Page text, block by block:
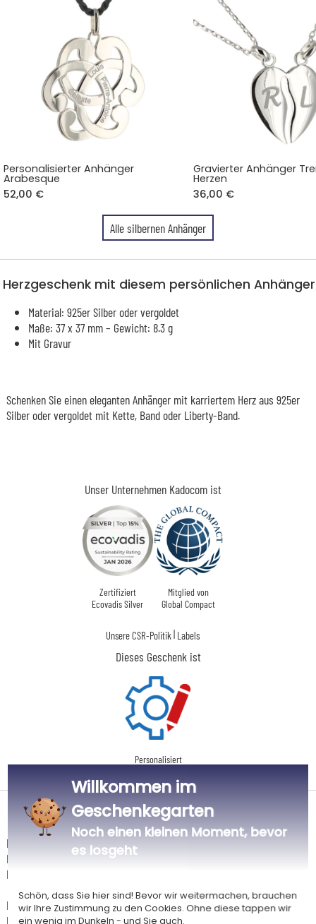
Personalisierter Anhänger
Arabesque
52,00 €
Gravierter Anhänger
Herzen
36,00 €
Alle silbernen Anhänger
Herzgeschenk mit diesem persönlichen Anhänger
Material: 925er Silber oder vergoldet
Maße: 37 x 37 mm – Gewicht: 8.3 g
Mit Gravur
Unser Unternehmen Kadocom ist
Zertifiziert
Ecovadis Silver
Mitglied von
Global Compact
Unsere CSR-Politik | Labels
Dieses Geschenk ist
Personalisiert
Schenken Sie einen eleganten Anhänger mit karriertem Herz aus 925er
Silber oder vergoldet mit Kette, Band oder Liberty-Band.
Lieferdatum und Lieferpreis
Dieser Artikel wird in unserem Atelier in Toulouse personalisiert.
Er ist für das Angebot "Versandkostenfrei ab 85 € Warenwert" mit der
Hermes-Standardlieferung berechtigt.
Für jede Bestellung unter 85 € gelten die unten aufgeführten
Lieferkosten für den Kauf dieses Artikels.
Willkommen im
Geschenkegarten
Noch einen kleinen Moment, bevor
es losgeht
Schön, dass Sie hier sind! Bevor wir weitermachen, brauchen
wir Ihre Zustimmung zu den Cookies. Ohne diese tappen wir
ein wenig im Dunkeln - und Sie auch.